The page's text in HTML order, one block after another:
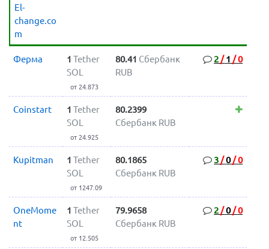
El-
change.co
m
Ферма 1 Tether
SOL
от 24.873
80.41 Сбербанк
RUB
2 / 1 /0
Coinstart 1 Tether
SOL
от 24.925
80.2399
Сбербанк RUB
Kupitman 1 Tether
SOL
от 1247.09
80.1865
Сбербанк RUB
3 /0/0
OneMome
nt
1 Tether
SOL
от 12.505
79.9658
Сбербанк RUB
2 /0/0